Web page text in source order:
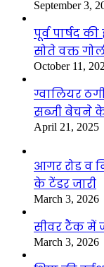
September 3,
पूर्व पार्षद
सोते वक्त
October 11,
ग्वालियर
सब्जी बेचने
April 21, 2025
आगर रोड व
के टेंडर जारी
March 3, 2026
सीवर टैंक में
March 3, 2026